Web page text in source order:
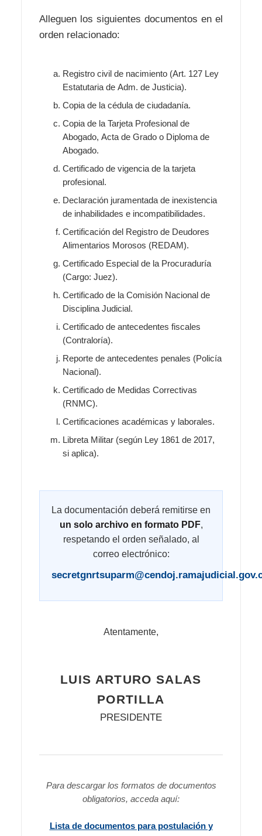
Alleguen los siguientes documentos en el
orden relacionado:
Registro civil de nacimiento (Art. 127 Ley
Estatutaria de Adm. de Justicia).
Copia de la cédula de ciudadanía.
Copia de la Tarjeta Profesional de
Abogado, Acta de Grado o Diploma de
Abogado.
Certificado de vigencia de la tarjeta
profesional.
Declaración juramentada de inexistencia
de inhabilidades e incompatibilidades.
Certificación del Registro de Deudores
Alimentarios Morosos (REDAM).
Certificado Especial de la Procuraduría
(Cargo: Juez).
Certificado de la Comisión Nacional de
Disciplina Judicial.
Certificado de antecedentes fiscales
(Contraloría).
Reporte de antecedentes penales (Policía
Nacional).
Certificado de Medidas Correctivas
(RNMC).
Certificaciones académicas y laborales.
Libreta Militar (según Ley 1861 de 2017,
si aplica).
La documentación deberá remitirse en
un solo archivo en formato PDF,
respetando el orden señalado, al
correo electrónico:
Atentamente,
LUIS ARTURO SALAS
PORTILLA
PRESIDENTE
Para descargar los formatos de documentos
obligatorios, acceda aquí:
Lista de documentos para postulación y